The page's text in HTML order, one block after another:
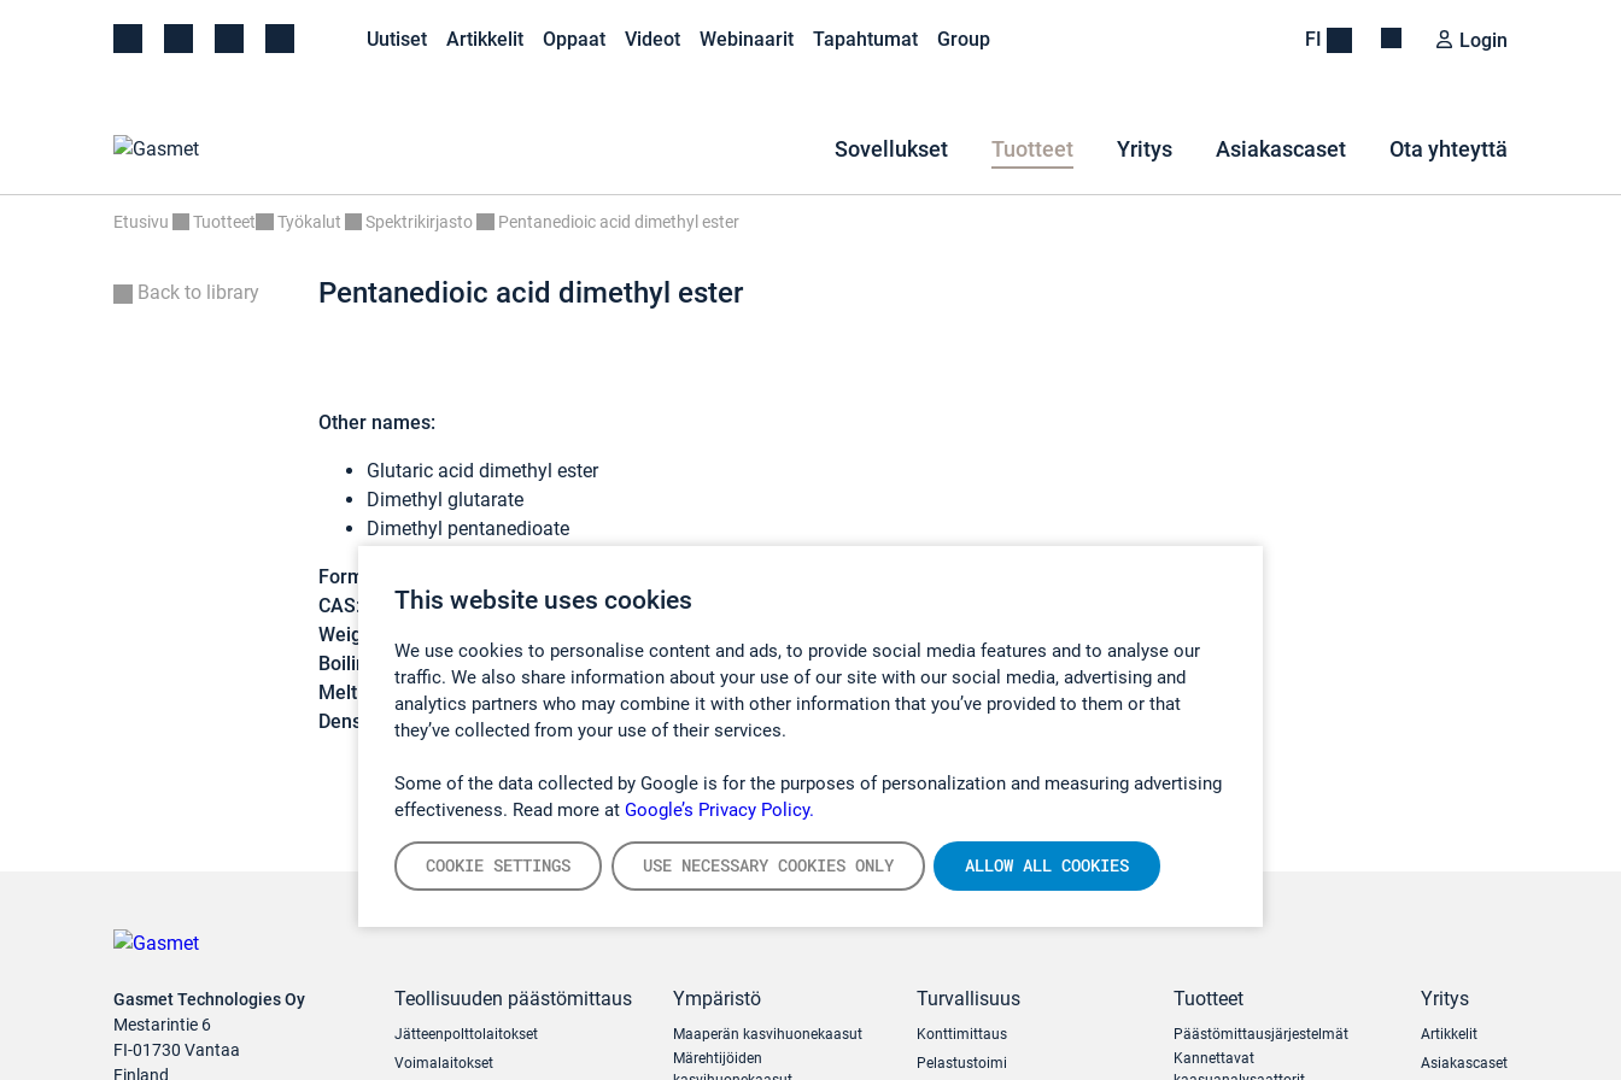
This website uses cookies
We use cookies to personalise content and ads, to provide social media features and to analyse our
traffic. We also share information about your use of our site with our social media, advertising and
analytics partners who may combine it with other information that you’ve provided to them or that
they’ve collected from your use of their services.
Some of the data collected by Google is for the purposes of personalization and measuring advertising
effectiveness. Read more at Google’s Privacy Policy.
COOKIE SETTINGS USE NECESSARY COOKIES ONLY ALLOW ALL COOKIES
Uutiset Artikkelit Oppaat Videot Webinaarit Tapahtumat Group FI Login
Sovellukset Tuotteet Yritys Asiakascaset Ota yhteyttä
Etusivu Tuotteet Työkalut Spektrikirjasto Pentanedioic acid dimethyl ester
Back to library Pentanedioic acid dimethyl ester
Other names:
Glutaric acid dimethyl ester
Dimethyl glutarate
Dimethyl pentanedioate
Formula:
CAS:
1119-40-0
Weight:
Boiling point:214 °C
Melting point: -42,5 °C
Density:
1,087 g/cm3
Gasmet Technologies Oy
Mestarintie 6
FI-01730 Vantaa
Teollisuuden päästömittaus
Jätteenpolttolaitokset
Voimalaitokset
Ympäristö
Maaperän kasvihuonekaasut
Märehtijöiden
Turvallisuus
Konttimittaus
Pelastustoimi
Tuotteet
Päästömittausjärjestelmät
Kannettavat
Yritys
Artikkelit
Asiakascaset